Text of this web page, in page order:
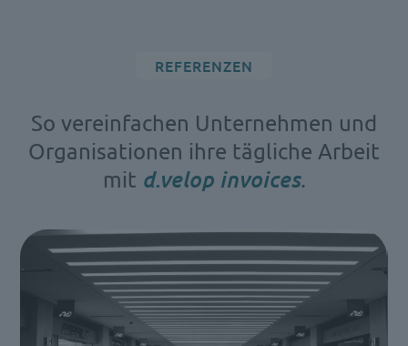
REFERENZEN
So vereinfachen Unternehmen und
Organisationen ihre tägliche Arbeit
mit d.velop invoices.